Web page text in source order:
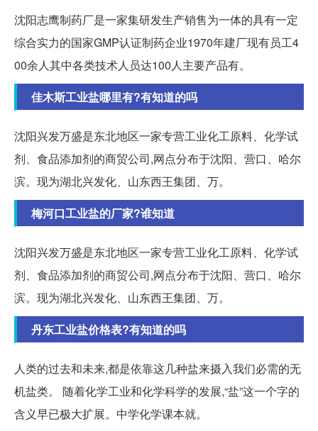
沈阳志鹰制药厂是一家集研发生产销售为一体的具有一定
综合实力的国家GMP认证制药企业1970年建厂现有员工4
00余人其中各类技术人员达100人主要产品有。
佳木斯工业盐哪里有?有知道的吗
沈阳兴发万盛是东北地区一家专营工业化工原料、化学试
剂、食品添加剂的商贸公司,网点分布于沈阳、营口、哈尔
滨。现为湖北兴发化、山东西王集团、万。
梅河口工业盐的厂家?谁知道
沈阳兴发万盛是东北地区一家专营工业化工原料、化学试
剂、食品添加剂的商贸公司,网点分布于沈阳、营口、哈尔
滨。现为湖北兴发化、山东西王集团、万。
丹东工业盐价格表?有知道的吗
人类的过去和未来,都是依靠这几种盐来摄入我们必需的无
机盐类。 随着化学工业和化学科学的发展,“盐”这一个字的
含义早已极大扩展。中学化学课本就。